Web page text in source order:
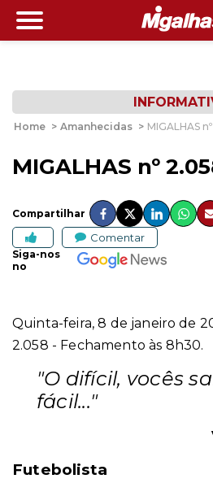
Home > Amanhecidas > MIGALHAS
MIGALHAS nº
Compartilhar
Comentar
Siga-nos
no
Quinta-feira, 8 de janeiro de
2.058 - Fechamento às 8h30.
"O difícil, vocês
fácil..."
Futebolista